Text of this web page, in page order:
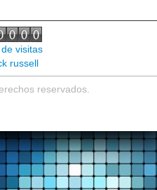
visitas
russell
reservados.